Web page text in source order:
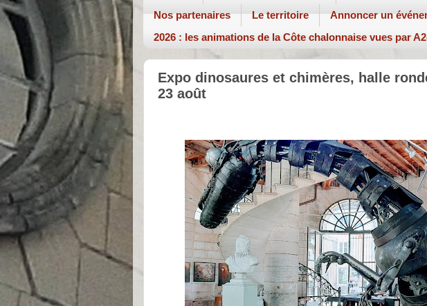
Nos partenaires
Le territoire Annoncer un
2026 : les animations de la Côte chalonnaise vues par
Expo dinosaures et chimères, halle
23 août